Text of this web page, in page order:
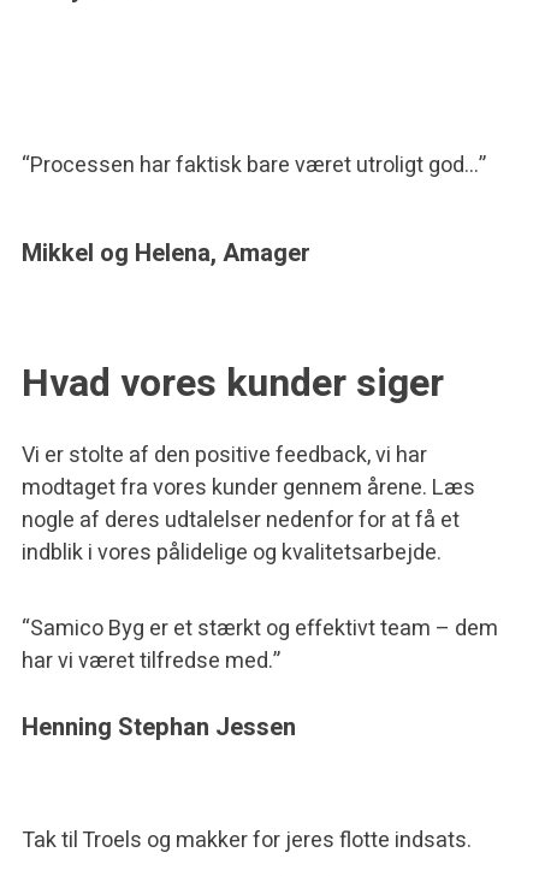
“Processen har faktisk bare været utroligt god…”
Mikkel og Helena, Amager
Hvad vores kunder siger
Vi er stolte af den positive feedback, vi har
modtaget fra vores kunder gennem årene. Læs
nogle af deres udtalelser nedenfor for at få et
indblik i vores pålidelige og kvalitetsarbejde.
“Samico Byg er et stærkt og effektivt team – dem
har vi været tilfredse med.”
Henning Stephan Jessen
Tak til Troels og makker for jeres flotte indsats.